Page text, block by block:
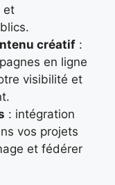
et
créatif :
en ligne
visibilité et
: intégration
vos projets
et fédérer